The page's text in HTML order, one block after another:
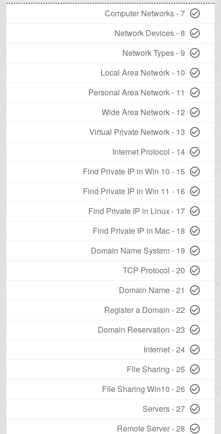
check_circle_outline
7 - Computer Networks
check_circle_outline
8 - Network Devices
check_circle_outline
9 - Network Types
check_circle_outline
10 - Local Area Network
check_circle_outline
11 - Personal Area Network
check_circle_outline
12 - Wide Area Network
check_circle_outline
13 - Virtual Private Network
check_circle_outline
14 - Internet Protocol
check_circle_outline
15 - Find Private IP in Win 10
check_circle_outline
16 - Find Private IP in Win 11
check_circle_outline
17 - Find Private IP in Linux
check_circle_outline
18 - Find Private IP in Mac
check_circle_outline
19 - Domain Name System
check_circle_outline
20 - TCP Protocol
check_circle_outline
21 - Domain Name
check_circle_outline
22 - Register a Domain
check_circle_outline
23 - Domain Reservation
check_circle_outline
24 - Internet
check_circle_outline
25 - File Sharing
check_circle_outline
26 - File Sharing Win10
check_circle_outline
27 - Servers
check_circle_outline
28 - Remote Server